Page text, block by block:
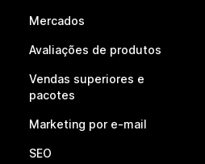
Mercados
Avaliações de produtos
Vendas superiores e
pacotes
Marketing por e-mail
SEO